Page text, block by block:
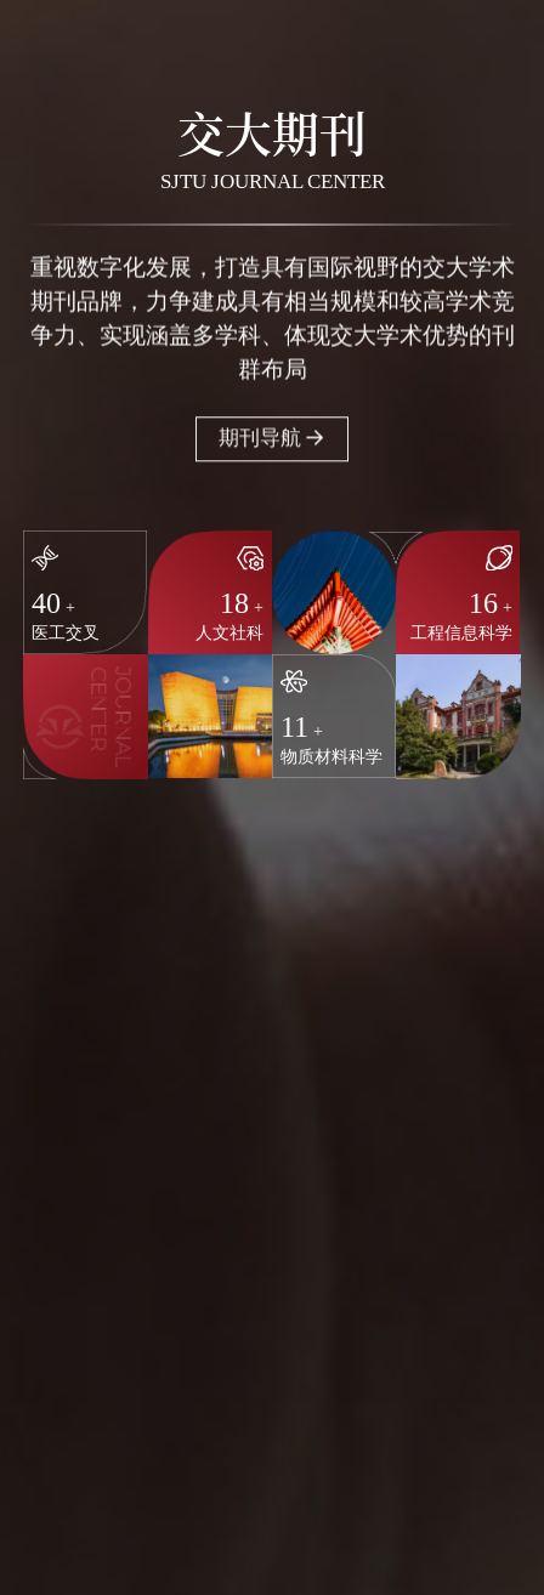
交大期刊
SJTU JOURNAL CENTER
重视数字化发展，打造具有国际视野的交大学术
期刊品牌，力争建成具有相当规模和较高学术竞
争力、实现涵盖多学科、体现交大学术优势的刊
群布局
期刊导航
40 +
医工交叉
18 +
人文社科
16 +
工程信息科学
11 +
物质材料科学